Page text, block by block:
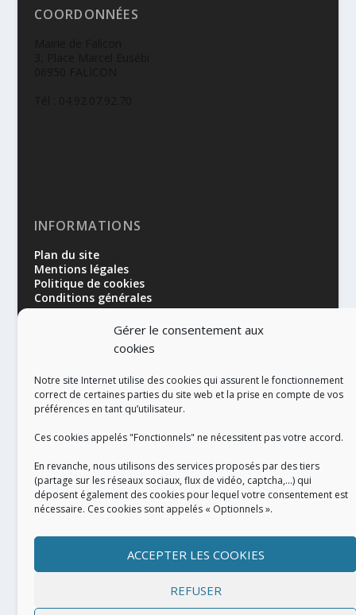
Gérer le consentement aux
cookies
Notre site Internet utilise des cookies qui assurent le fonctionnement
correct de certaines parties du site web et la prise en compte de vos
préférences en tant qu’utilisateur.
Ces cookies appelés "Fonctionnels" ne nécessitent pas votre accord.
En revanche, nous utilisons des services proposés par des tiers
(partage sur les réseaux sociaux, flux de vidéo, captcha,...) qui
déposent également des cookies pour lequel votre consentement est
nécessaire. Ces cookies sont appelés « Optionnels ».
ACCEPTER LES COOKIES
REFUSER
COORDONNÉES
INFORMATIONS
Plan du site
Mentions légales
Politique de cookies
Conditions générales